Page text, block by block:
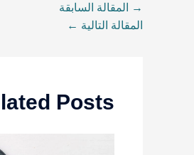
→
المقالة السابقة
المقالة التالية ←
Posts